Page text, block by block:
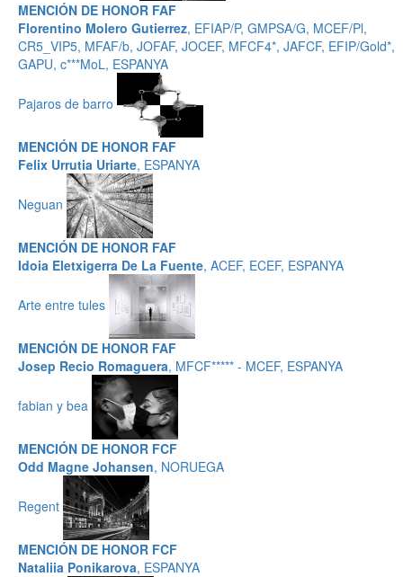
MENCIÓN DE HONOR FAF
Florentino Molero Gutierrez, EFIAP/P, GMPSA/G, MCEF/Pl,
CR5_VIP5, MFAF/b, JOFAF, JOCEF, MFCF4*, JAFCF, EFIP/Gold*,
GAPU, c***MoL, ESPANYA
Pajaros de barro
MENCIÓN DE HONOR FAF
Felix Urrutia Uriarte, ESPANYA
Neguan
MENCIÓN DE HONOR FAF
Idoia Eletxigerra De La Fuente, ACEF, ECEF, ESPANYA
Arte entre tules
MENCIÓN DE HONOR FAF
Josep Recio Romaguera, MFCF***** - MCEF, ESPANYA
fabian y bea
MENCIÓN DE HONOR FCF
Odd Magne Johansen, NORUEGA
Regent
MENCIÓN DE HONOR FCF
Nataliia Ponikarova, ESPANYA